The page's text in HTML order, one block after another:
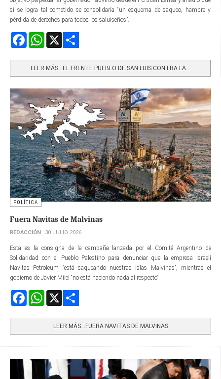
si se logra tal cometido se consolidaría “un esquema de saqueo, hambre y
pérdida de derechos para todos los saluiseños”.
FacebookWhatsApp
LEER MÁS…EL FRENTE PUEBLO DE SAN LUIS CONTRA LA...
POLÍTICA
Fuera Navitas de Malvinas
REDACCIÓN 30 JULIO 2026
Esta es la consigna de la campaña lanzada por el Comité Argentino de
Solidaridad con el Pueblo Palestino para denunciar que la empresa israelí
Navitas Petroleum “está saqueando nuestras Islas Malvinas”, mientras el
gobierno de Javier Milei “no está haciendo nada al respecto”.
FacebookWhatsApp
LEER MÁS…FUERA NAVITAS DE MALVINAS